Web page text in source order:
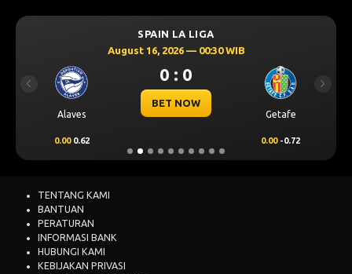
SPAIN LA LIGA
August 16, 2026 — 00:30 WIB
Alaves
0 : 0
BET NOW
Getafe
0.00 0.62 0.00 -0.72
Previous Next
TENTANG KAMI
BANTUAN
PERATURAN
INFORMASI BANK
HUBUNGI KAMI
KEBIJAKAN PRIVASI